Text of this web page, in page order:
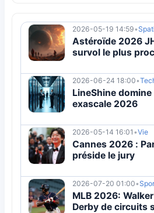
2026-05-19 14:59•
Astéroïde 2026
survol le plus
2026-06-24 18:00•
LineShine
exascale 2026
2026-05-14 16:01 •Vie
Cannes 2026 :
préside le jury
2026-07-20 01:00•
MLB 2026:
Derby de circuits